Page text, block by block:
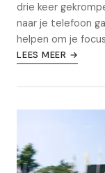
drie keer
naar je telefoon
helpen om je
LEES MEER →